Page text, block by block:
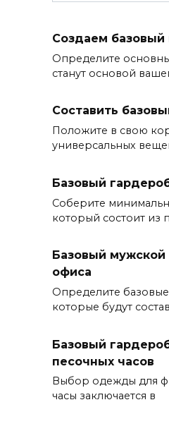
Создаем базовый
Определите
станут основой
Составить
Положите в свою
универсальных
Базовый
Соберите
который состоит из
Базовый
офиса
Определите
которые будут
Базовый
песочных часов
Выбор одежды для
часы заключается в